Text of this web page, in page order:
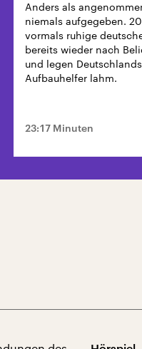
Anders als
niemals aufgegeben.
vormals ruhige
bereits wieder nach
und legen
Aufbauhelfer lahm.
23:17 Minuten